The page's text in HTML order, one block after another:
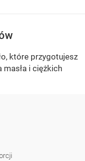
które przygotujesz
i ciężkich